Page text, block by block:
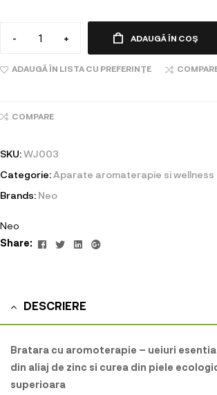
- + ADAUGĂ ÎN COȘ
ADAUGĂ ÎN LISTA CU PREFERINȚE
COMPARE
SKU:WJ003
Categorie:Aparate aromaterapie si wellness
Brands: Neo
Neo
Share:
Facebook
TwitterLinkedin
Google+
DESCRIERE
Bratara cu aromoterapie – ueiuri
din aliaj de zinc si curea din piele
superioara